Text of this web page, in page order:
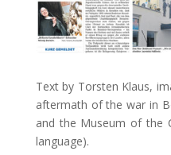
Text by Torsten Klaus,
aftermath of the war in
and the Museum of the
language).